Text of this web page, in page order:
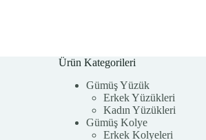
Ürün Kategorileri
Gümüş Yüzük
Erkek Yüzükleri
Kadın Yüzükleri
Gümüş Kolye
Erkek Kolyeleri